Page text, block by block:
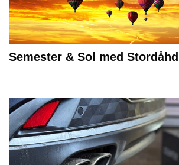
Semester & Sol med Stordåhd